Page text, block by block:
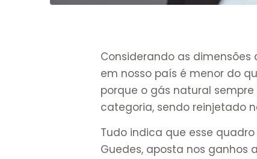
Considerando as
em nosso país é menor do
porque o gás natural
categoria, sendo reinjetado
Tudo indica que esse
Guedes, aposta nos ganhos